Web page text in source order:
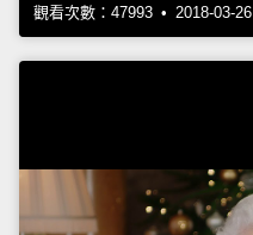
觀看次數：47993 • 2018-03-26